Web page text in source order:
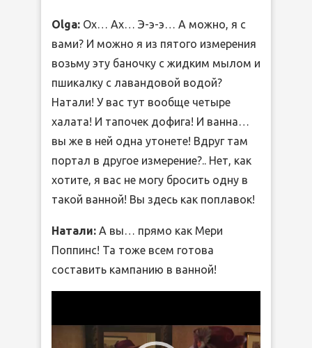
Olga: Ох… Ах… Э-э-э… А можно, я с
вами? И можно я из пятого измерения
возьму эту баночку с жидким мылом и
пшикалку с лавандовой водой?
Натали! У вас тут вообще четыре
халата! И тапочек дофига! И ванна…
вы же в ней одна утонете! Вдруг там
портал в другое измерение?.. Нет, как
хотите, я вас не могу бросить одну в
такой ванной! Вы здесь как поплавок!
Натали: А вы… прямо как Мери
Поппинс! Та тоже всем готова
составить кампанию в ванной!